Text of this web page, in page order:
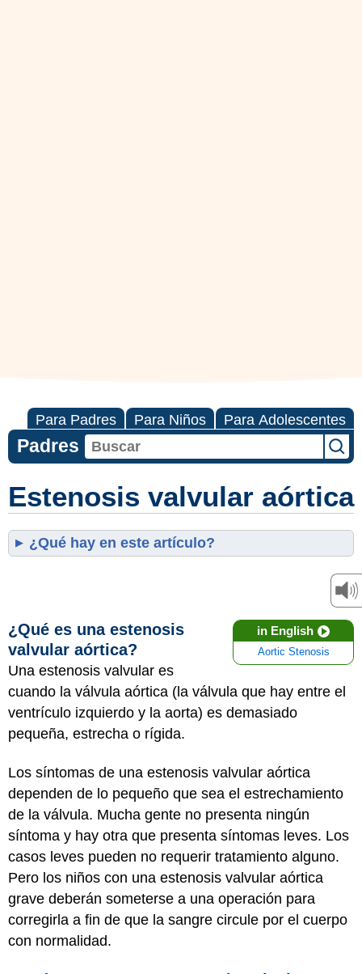
Para Padres Para Niños Para Adolescentes
Padres
Estenosis valvular aórtica
¿Qué hay en este artículo?
in English
Aortic Stenosis
¿Qué es una estenosis
valvular aórtica?
Una estenosis valvular es
cuando la válvula aórtica (la válvula que hay entre el
ventrículo izquierdo y la aorta) es demasiado
pequeña, estrecha o rígida.
Los síntomas de una estenosis valvular aórtica
dependen de lo pequeño que sea el estrechamiento
de la válvula. Mucha gente no presenta ningún
síntoma y hay otra que presenta síntomas leves. Los
casos leves pueden no requerir tratamiento alguno.
Pero los niños con una estenosis valvular aórtica
grave deberán someterse a una operación para
corregirla a fin de que la sangre circule por el cuerpo
con normalidad.